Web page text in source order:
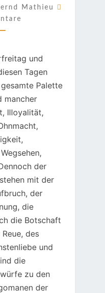
Mathieu
und
Tagen
Palette
mancher
Illoyalität,
der
mit der
der
die
die Botschaft
des
und
die
zu den
der